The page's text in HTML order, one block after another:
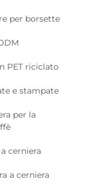
per borsette
PET riciclato
e stampate
per la
cerniera
a cerniera